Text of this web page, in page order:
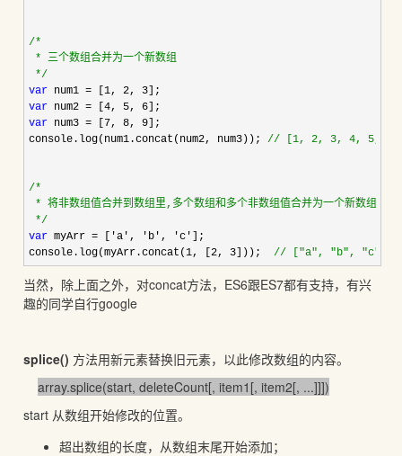
/*
* 三个数组合并为一个新数组
*/
var num1 = [1, 2, 3
var num2 = [4, 5, 6
var num3 = [7, 8, 9 ];
console.log(num1.concat(num2, num3)); // [1, 2, 3, 4, 5,
/*
* 将非数组值合并到数组里,多个数组和多个非数组值合并为一个新数组
*/
var myArr = ['a', 'b', 'c'
];
console.log(myArr.concat(1, [2, 3])); // ["a", "b", "c",
当然，除上面之外，对concat方法，ES6跟ES7都有支持，有兴
趣的同学自行google
splice() 方法用新元素替换旧元素，以此修改数组的内容。
array.splice(start, deleteCount[, item1[, item2[, ...]]])
start​ 从数组开始修改的位置。
超出数组的长度，从数组末尾开始添加；